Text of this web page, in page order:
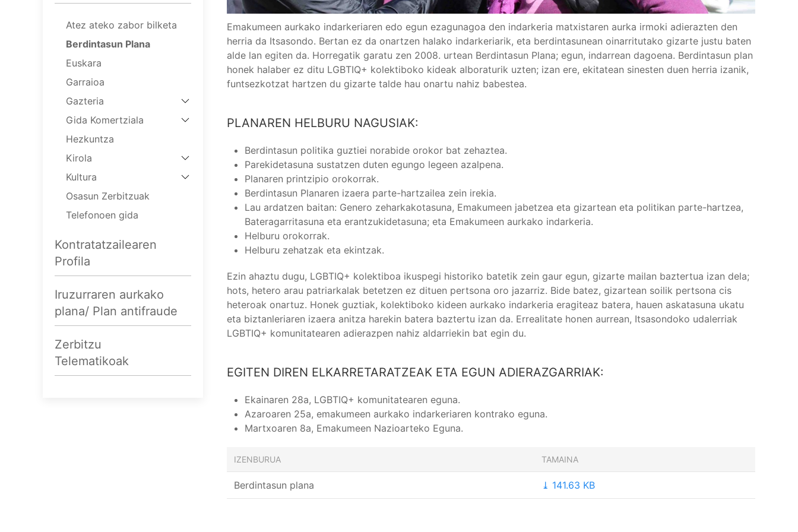
Emakumeen aurkako indarkeriaren edo egun ezagunagoa den indarkeria matxistaren aurka irmoki adierazten den
herria da Itsasondo. Bertan ez da onartzen halako indarkeriarik, eta berdintasunean oinarritutako gizarte justu baten
alde lan egiten da. Horregatik garatu zen 2008. urtean Berdintasun Plana; egun, indarrean dagoena. Berdintasun plan
honek halaber ez ditu LGBTIQ+ kolektiboko kideak alboraturik uzten; izan ere, ekitatean sinesten duen herria izanik,
funtsezkotzat hartzen du gizarte talde hau onartu nahiz babestea.
PLANAREN HELBURU NAGUSIAK:
Berdintasun politika guztiei norabide orokor bat zehaztea.
Parekidetasuna sustatzen duten egungo legeen azalpena.
Planaren printzipio orokorrak.
Berdintasun Planaren izaera parte-hartzailea zein irekia.
Lau ardatzen baitan: Genero zeharkakotasuna, Emakumeen jabetzea eta gizartean eta politikan parte-hartzea,
Bateragarritasuna eta erantzukidetasuna; eta Emakumeen aurkako indarkeria.
Helburu orokorrak.
Helburu zehatzak eta ekintzak.
Ezin ahaztu dugu, LGBTIQ+ kolektiboa ikuspegi historiko batetik zein gaur egun, gizarte mailan baztertua izan dela;
hots, hetero arau patriarkalak betetzen ez dituen pertsona oro jazarriz. Bide batez, gizartean soilik pertsona cis
heteroak onartuz. Honek guztiak, kolektiboko kideen aurkako indarkeria eragiteaz batera, hauen askatasuna ukatu
eta biztanleriaren izaera anitza harekin batera baztertu izan da. Errealitate honen aurrean, Itsasondoko udalerriak
LGBTIQ+ komunitatearen adierazpen nahiz aldarriekin bat egin du.
EGITEN DIREN ELKARRETARATZEAK ETA EGUN ADIERAZGARRIAK:
Ekainaren 28a, LGBTIQ+ komunitatearen eguna.
Azaroaren 25a, emakumeen aurkako indarkeriaren kontrako eguna.
Martxoaren 8a, Emakumeen Nazioarteko Eguna.
IZENBURUA TAMAINA
Berdintasun plana ⤓ 141.63 KB
Atez ateko zabor bilketa
Berdintasun Plana
Euskara
Garraioa
Gazteria
Gida Komertziala
Hezkuntza
Kirola
Kultura
Osasun Zerbitzuak
Telefonoen gida
Kontratatzailearen
Profila
Iruzurraren aurkako
plana/ Plan antifraude
Zerbitzu
Telematikoak